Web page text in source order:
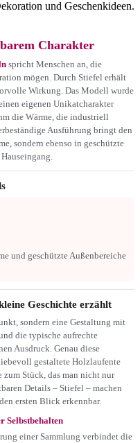
Charakter
spricht Menschen an, die
mögen. Durch Stiefel erhält
Wirkung. Das Modell wurde
eigenen Unikatcharakter
die Wärme, die industriell
Ausführung bringt den
sondern ebenso in geschützte
und geschützte Außenbereiche
Geschichte erzählt
sondern eine Gestaltung mit
die typische aufrechte
Ausdruck. Genau diese
gestaltete Holzlaufente
Stück, das man nicht nur
Details – Stiefel – machen
ersten Blick erkennbar.
Selbstbehalten
einer Sammlung verbindet die